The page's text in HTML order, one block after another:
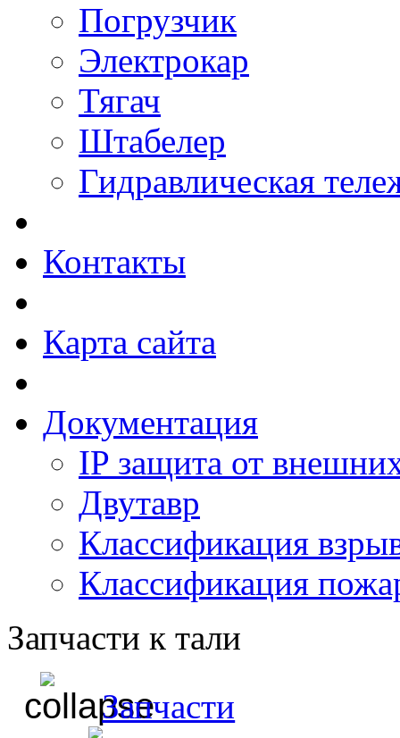
Погрузчик
Электрокар
Тягач
Штабелер
Гидравлическая
Контакты
Карта сайта
Документация
IP защита от
Двутавр
Классификация
Классификация
Запчасти к тали
Запчасти